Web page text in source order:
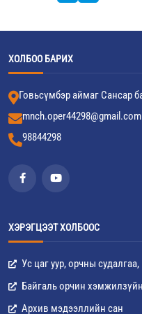
ХОЛБОО БАРИХ
Говьсүмбэр аймаг Сансар
mnch.oper44298@gmail.com
98844298
ХЭРЭГЦЭЭТ ХОЛБООС
Ус цаг уур, орчны
Байгаль орчин
Архив мэдээллийн сан